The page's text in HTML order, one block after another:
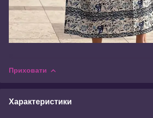
Приховати
Характеристики